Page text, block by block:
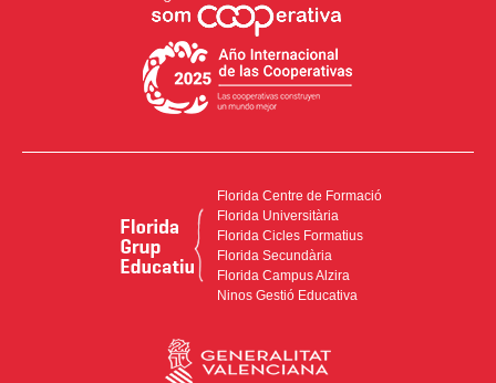
Florida Centre de Formació
Florida Universitària
Florida Cicles Formatius
Florida Secundària
Florida Campus Alzira
Ninos Gestió Educativa